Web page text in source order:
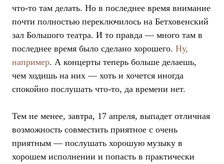
что-то там делать. Но в последнее время внимание
почти полностью переключилось на Бетховенский
зал Большого театра. И то правда — много там в
последнее время было сделано хорошего. Ну,
например. А концерты теперь больше делаешь,
чем ходишь на них — хоть и хочется иногда
спокойно послушать что-то, да времени нет.
Тем не менее, завтра, 17 апреля, выпадет отличная
возможность совместить приятное с очень
приятным — послушать хорошую музыку в
хорошем исполнении и попасть в практически